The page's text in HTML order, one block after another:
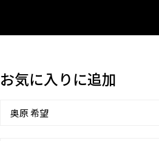
お気に入りに追加
奥原 希望